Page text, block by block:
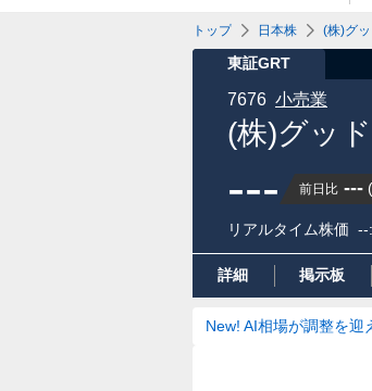
トップ 日本株 (株)グ
東証GRT
(株)グッ
7676 小売業
--- 前日比 --- (
リアルタイム株価 --
詳細 掲示板
New! AI相場が調整を迎